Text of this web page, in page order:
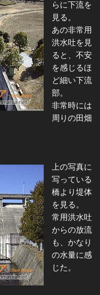
らに下流を
見る。
あの非常用
洪水吐を見
ると、不安
を感じるほ
ど細い下流
部。
非常時には
周りの田畑
上の写真に
写っている
橋より堤体
を見る。
常用洪水吐
からの放流
も、かなり
の水量に感
じた。